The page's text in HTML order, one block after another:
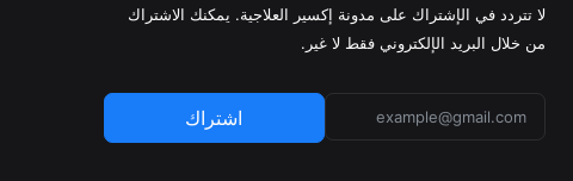
لا تتردد في الإشتراك على مدونة إكسير العلاجية. يمكنك الاشتراك
من خلال البريد الإلكتروني فقط لا غير.
اشتراك